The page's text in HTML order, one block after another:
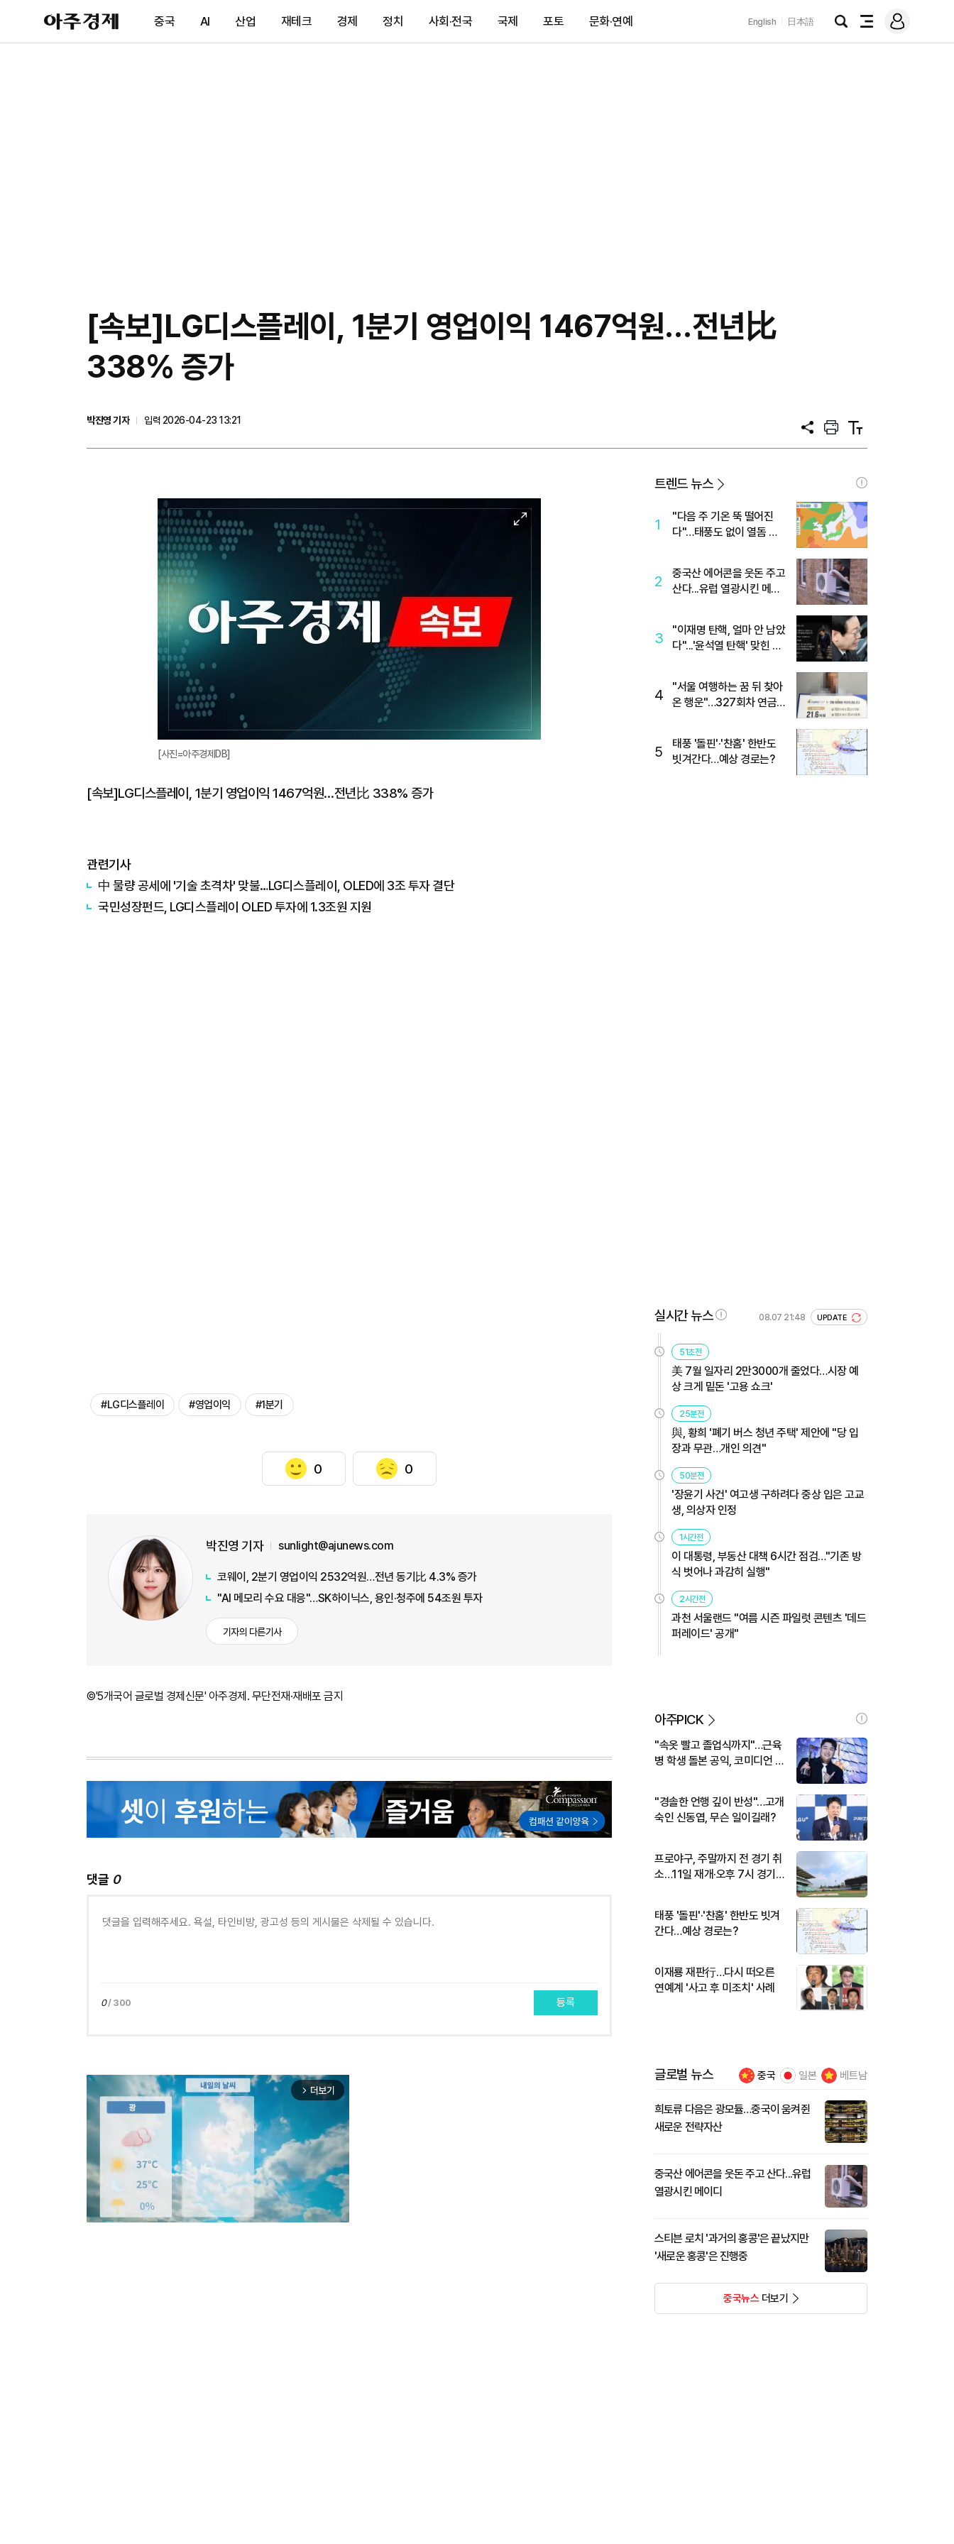
아
주
제
중국 AI 산업 재테크 경제 정치 사회·전국 국제 포토 문화·연예 English 日本語
검
전
메
그
[속보]LG디스플레이, 1분기 영업이익 1467억원…전년比
338% 증가
박진영 기자
입력 2026-04-23 13:21
공
프
트
텍
트
대
[사진=아주경제DB]
[속보]LG디스플레이, 1분기 영업이익 1467억원…전년比 338% 증가
관련기사
中 물량 공세에 '기술 초격차' 맞불…LG디스플레이, OLED에 3조 투자 결단
국민성장펀드, LG디스플레이 OLED 투자에 1.3조원 지원
#LG디스플레이 #영업이익 #1분기
0 0
박진영 기자 sunlight@ajunews.com
코웨이, 2분기 영업이익 2532억원…전년 동기比 4.3% 증가
"AI 메모리 수요 대응"…SK하이닉스, 용인·청주에 54조원 투자
기자의 다른기사
©'5개국어 글로벌 경제신문' 아주경제. 무단전재·재배포 금지
댓글 0
0/ 300 등록
arrow_forward_ios 더보기
트렌드 뉴스
1
"다음 주 기온 뚝 떨어진
다"…태풍도 없이 열돔 박
2
중국산 에어콘을 웃돈 주고
산다...유럽 열광시킨 메이
3
"이재명 탄핵, 얼마 안 남았
다"...'윤석열 탄핵' 맞힌 무
4
"서울 여행하는 꿈 뒤 찾아
온 행운"…327회차 연금
5
태풍 '돌핀'·'찬홈' 한반도
빗겨간다…예상 경로는?
실시간 뉴스 08.07 21:48 UPDATE
51초전
美 7월 일자리 2만3000개 줄었다…시장 예
상 크게 밑돈 '고용 쇼크'
25분전
與, 황희 '폐기 버스 청년 주택' 제안에 "당 입
장과 무관…개인 의견"
50분전
'장윤기 사건' 여고생 구하려다 중상 입은 고교
생, 의상자 인정
1시간전
이 대통령, 부동산 대책 6시간 점검…"기존 방
식 벗어나 과감히 실행"
2시간전
과천 서울랜드 "여름 시즌 파일럿 콘텐츠 '데드
퍼레이드' 공개"
아주PICK
"속옷 빨고 졸업식까지"…근육
병 학생 돌본 공익, 코미디언 김
"경솔한 언행 깊이 반성"…고개
숙인 신동엽, 무슨 일이길래?
프로야구, 주말까지 전 경기 취
소…11일 재개·오후 7시 경기
태풍 '돌핀'·'찬홈' 한반도 빗겨
간다…예상 경로는?
이재룡 재판行…다시 떠오른
연예계 '사고 후 미조치' 사례
글로벌 뉴스 중국 일본 베트남
희토류 다음은 광모듈…중국이 움켜쥔
새로운 전략자산
중국산 에어콘을 웃돈 주고 산다...유럽
열광시킨 메이디
스티븐 로치 '과거의 홍콩'은 끝났지만
'새로운 홍콩'은 진행중
중국뉴스더보기